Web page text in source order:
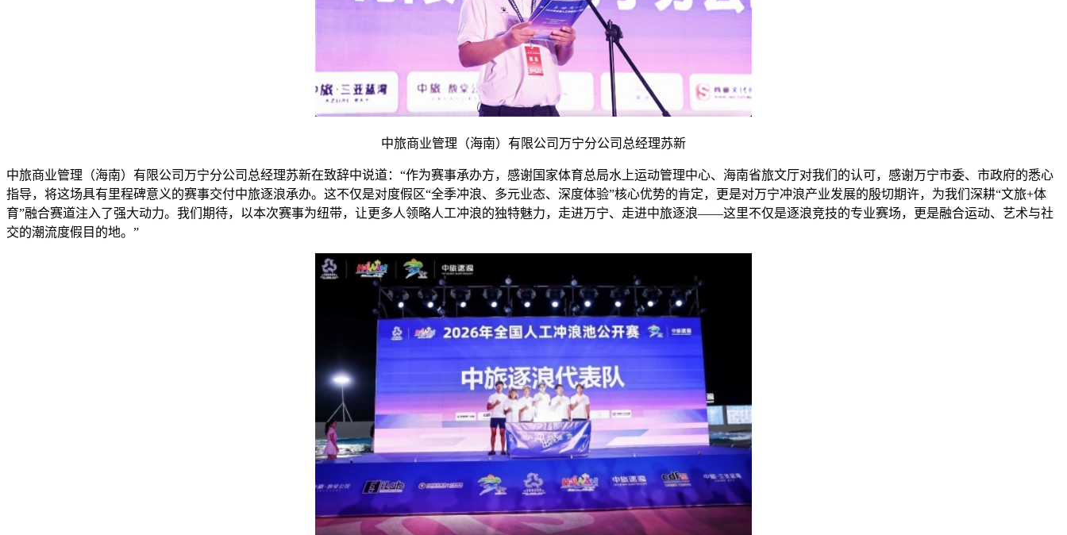
中旅商业管理（海南）有限公司万宁分公司总经理苏新
中旅商业管理（海南）有限公司万宁分公司总经理苏新在致辞中说道：“作为赛事承办方，感谢国家体育总局水上运动管理中心、海南省旅文厅对我们的认可，感谢万宁市委、市政府的悉心
指导，将这场具有里程碑意义的赛事交付中旅逐浪承办。这不仅是对度假区“全季冲浪、多元业态、深度体验”核心优势的肯定，更是对万宁冲浪产业发展的殷切期许，为我们深耕“文旅+体
育”融合赛道注入了强大动力。我们期待，以本次赛事为纽带，让更多人领略人工冲浪的独特魅力，走进万宁、走进中旅逐浪——这里不仅是逐浪竞技的专业赛场，更是融合运动、艺术与社
交的潮流度假目的地。”